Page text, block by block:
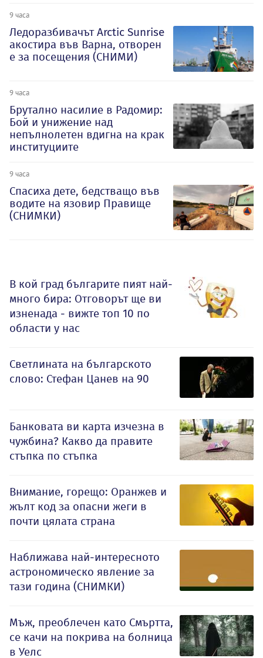
9 часа
Ледоразбивачът Arctic Sunrise
акостира във Варна, отворен
е за посещения (СНИМИ)
9 часа
Брутално насилие в Радомир:
Бой и унижение над
непълнолетен вдигна на крак
институциите
9 часа
Спасиха дете, бедстващо във
водите на язовир Правище
(СНИМКИ)
В кой град българите пият най-
много бира: Отговорът ще ви
изненада - вижте топ 10 по
области у нас
Светлината на българското
слово: Стефан Цанев на 90
Банковата ви карта изчезна в
чужбина? Какво да правите
стъпка по стъпка
Внимание, горещо: Оранжев и
жълт код за опасни жеги в
почти цялата страна
Наближава най-интересното
астрономическо явление за
тази година (СНИМКИ)
Мъж, преоблечен като Смъртта,
се качи на покрива на болница
в Уелс